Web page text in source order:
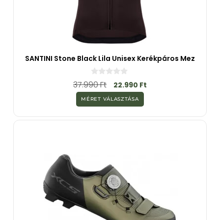
SANTINI Stone Black Lila Unisex Kerékpáros Mez
0
a
5
-
b
ő
37.990Ft 22.990 Ft
MÉRET VÁLASZTÁSA